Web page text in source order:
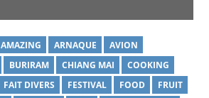
AMAZING ARNAQUE
AVION
BURIRAM CHIANG MAI
COOKING
FAIT DIVERS FESTIVAL FOOD
FRUIT